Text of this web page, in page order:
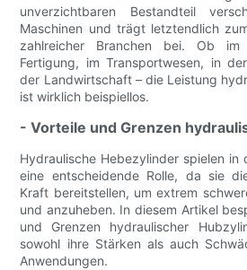
unverzichtbaren Bestandteil
Maschinen und trägt letztendlich
zahlreicher Branchen bei. Ob
Fertigung, im Transportwesen, in
der Landwirtschaft – die Leistung
ist wirklich beispiellos.
- Vorteile und Grenzen
Hydraulische Hebezylinder spielen in
eine entscheidende Rolle, da sie
Kraft bereitstellen, um extrem
und anzuheben. In diesem Artikel
und Grenzen hydraulischer
sowohl ihre Stärken als auch
Anwendungen.